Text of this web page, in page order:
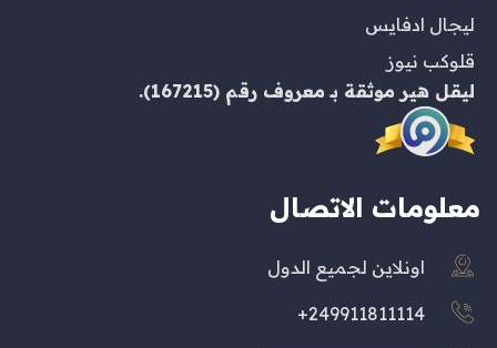
ليجال ادفايس
قلوكب نيوز
ليقل هير موثقة بـ معروف رقم (167215).
معلومات الاتصال
اونلاين لجميع الدول
249911811114+